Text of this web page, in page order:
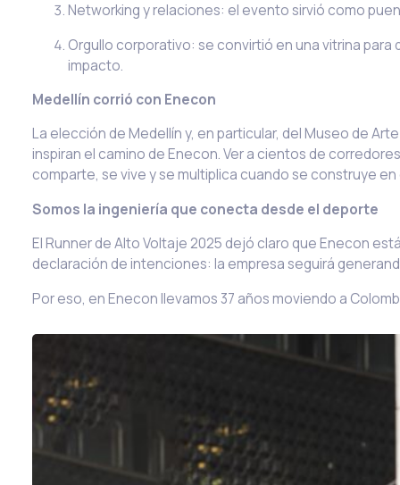
Networking y relaciones: el evento sirvió como
Orgullo corporativo: se convirtió en una vitrina
impacto.
Medellín corrió con Enecon
La elección de Medellín y, en particular, del Museo de
inspiran el camino de Enecon. Ver a cientos de
comparte, se vive y se multiplica cuando se construye
Somos la ingeniería que conecta desde el deporte
El Runner de Alto Voltaje 2025 dejó claro que Enecon
declaración de intenciones: la empresa seguirá
Por eso, en Enecon llevamos 37 años moviendo a